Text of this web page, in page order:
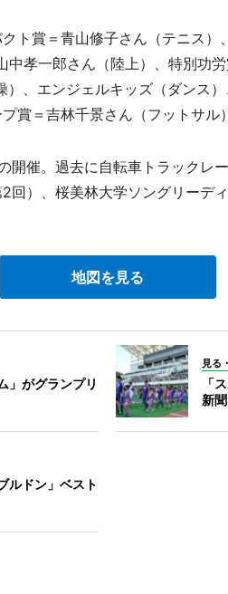
ト賞＝青山修子さん（テニス）
中孝一郎さん（陸上）、特別功
）、エンジェルキッズ（ダンス
賞＝吉林千景さん（フットサル
催。過去に自転車トラックレ
回）、桜美林大学ソングリーデ
地図を見る
」がグランプリ
見る
「
新聞
ルドン」ベスト